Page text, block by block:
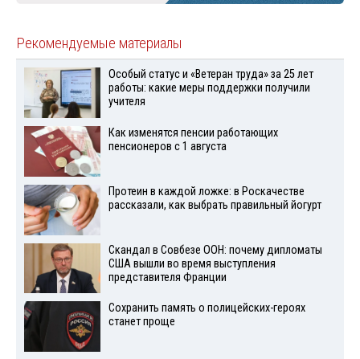
Рекомендуемые материалы
Особый статус и «Ветеран труда» за 25 лет
работы: какие меры поддержки получили
учителя
Как изменятся пенсии работающих
пенсионеров с 1 августа
Протеин в каждой ложке: в Роскачестве
рассказали, как выбрать правильный йогурт
Скандал в Совбезе ООН: почему дипломаты
США вышли во время выступления
представителя Франции
Сохранить память о полицейских-героях
станет проще